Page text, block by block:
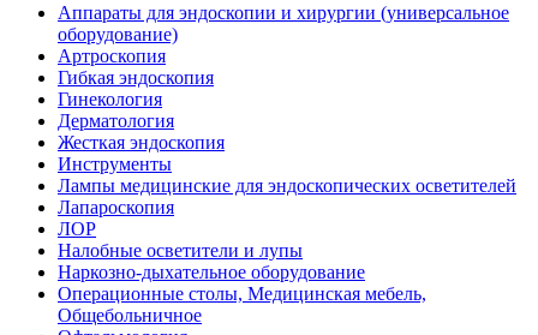
Аппараты для эндоскопии и хирургии (универсальное
оборудование)
Артроскопия
Гибкая эндоскопия
Гинекология
Дерматология
Жесткая эндоскопия
Инструменты
Лампы медицинские для эндоскопических осветителей
Лапароскопия
ЛОР
Налобные осветители и лупы
Наркозно-дыхательное оборудование
Операционные столы, Медицинская мебель,
Общебольничное